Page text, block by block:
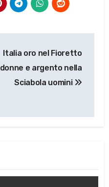
Italia oro nel Fioretto
donne e argento nella
Sciabola uomini